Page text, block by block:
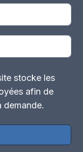
stocke les
afin de
demande.